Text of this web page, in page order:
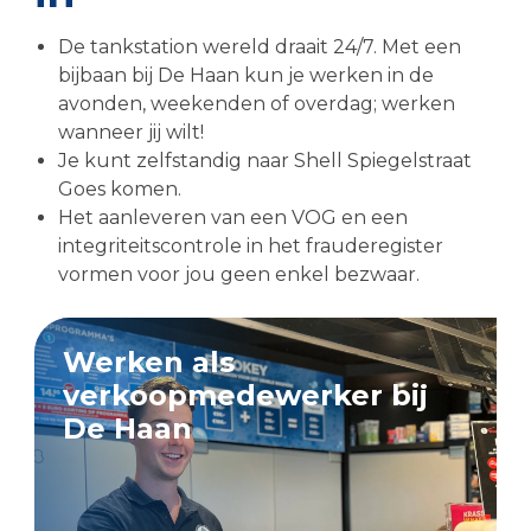
Werken als
verkoopmedewerker bij
De Haan
De tankstation wereld draait 24/7. Met een
bijbaan bij De Haan kun je werken in de
avonden, weekenden of overdag; werken
wanneer jij wilt!
Je kunt zelfstandig naar Shell Spiegelstraat
Goes komen.
Het aanleveren van een VOG en een
integriteitscontrole in het frauderegister
vormen voor jou geen enkel bezwaar.